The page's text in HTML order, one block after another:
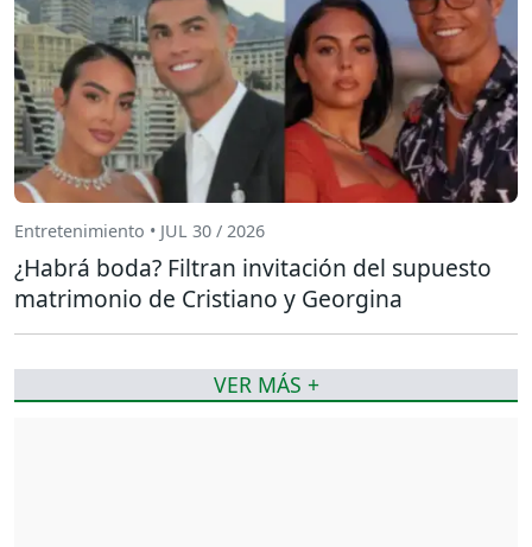
Entretenimiento • JUL 30 / 2026
¿Habrá boda? Filtran invitación del supuesto
matrimonio de Cristiano y Georgina
VER MÁS +